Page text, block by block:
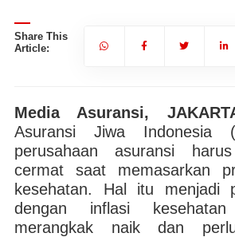
Share This
Article:
Media Asuransi,
Asuransi Jiwa Indonesia
perusahaan asuransi
cermat saat memasarkan
kesehatan. Hal itu menjadi
dengan inflasi
merangkak naik dan